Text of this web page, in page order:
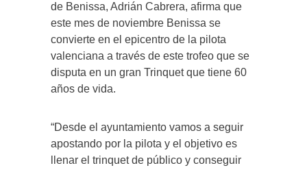
de Benissa, Adrián Cabrera, afirma que
este mes de noviembre Benissa se
convierte en el epicentro de la pilota
valenciana a través de este trofeo que se
disputa en un gran Trinquet que tiene 60
años de vida.
“Desde el ayuntamiento vamos a seguir
apostando por la pilota y el objetivo es
llenar el trinquet de público y conseguir